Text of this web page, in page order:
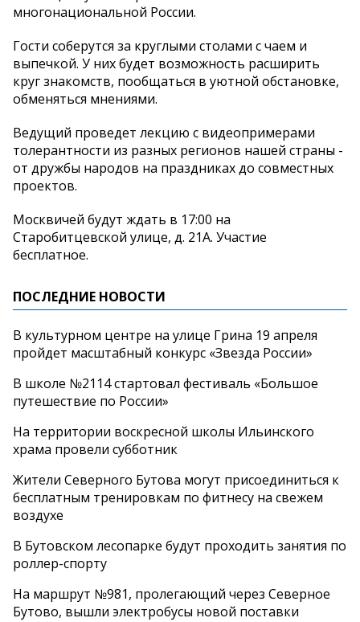
многонациональной России.
Гости соберутся за круглыми столами с чаем и
выпечкой. У них будет возможность расширить
круг знакомств, пообщаться в уютной обстановке,
обменяться мнениями.
Ведущий проведет лекцию с видеопримерами
толерантности из разных регионов нашей страны -
от дружбы народов на праздниках до совместных
проектов.
Москвичей будут ждать в 17:00 на
Старобитцевской улице, д. 21А. Участие
бесплатное.
ПОСЛЕДНИЕ НОВОСТИ
В культурном центре на улице Грина 19 апреля
пройдет масштабный конкурс «Звезда России»
В школе №2114 стартовал фестиваль «Большое
путешествие по России»
На территории воскресной школы Ильинского
храма провели субботник
Жители Северного Бутова могут присоединиться к
бесплатным тренировкам по фитнесу на свежем
воздухе
В Бутовском лесопарке будут проходить занятия по
роллер-спорту
На маршрут №981, пролегающий через Северное
Бутово, вышли электробусы новой поставки